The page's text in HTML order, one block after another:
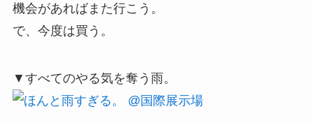
機会があればまた行こう。
で、今度は買う。
▼すべてのやる気を奪う雨。